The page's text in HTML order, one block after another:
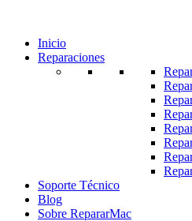
Inicio
Reparaciones
Soporte Técnico
Blog
Sobre RepararMac